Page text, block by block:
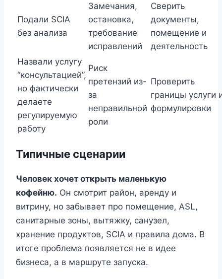
Подали SCIA
без анализа
Замечания,
остановка,
требование
исправлений
Сверить
документы,
помещение и
деятельность
Назвали услугу
“консультацией”,
но фактически
делаете
регулируемую
работу
Риск
претензий из-
за
неправильной
роли
Проверить
границы услуги
формулировки
Типичные сценарии
Человек хочет открыть маленькую
кофейню. Он смотрит район, аренду и
витрину, но забывает про помещение, ASL,
санитарные зоны, вытяжку, санузел,
хранение продуктов, SCIA и правила дома. В
итоге проблема появляется не в идее
бизнеса, а в маршруте запуска.